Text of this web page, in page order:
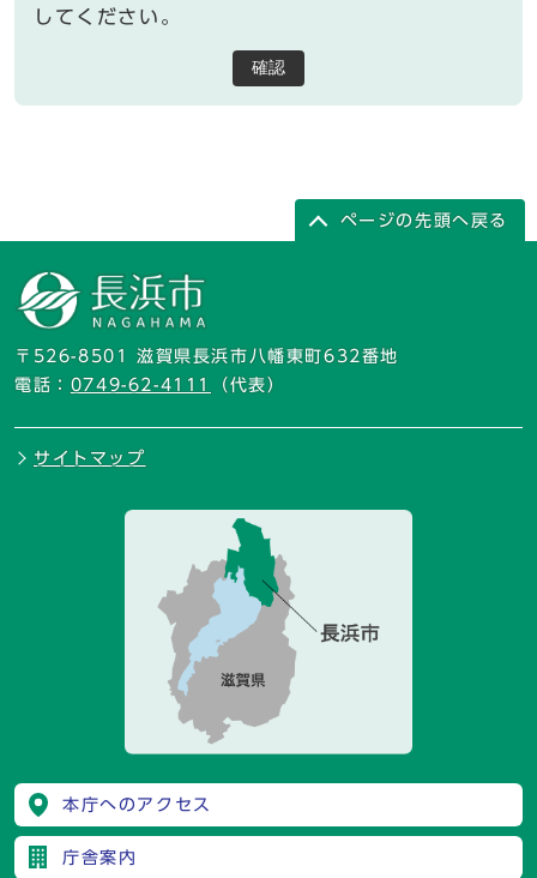
してください。
確認
ページの先頭へ戻る
〒526-8501 滋賀県長浜市八幡東町632番地
電話： 0749-62-4111 （代表）
サイトマップ
本庁へのアクセス
庁舎案内